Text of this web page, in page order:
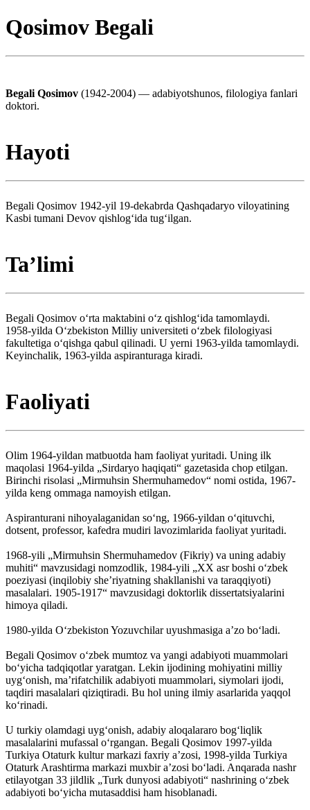
Qosimov Begali
Begali Qosimov (1942-2004) — adabiyotshunos, filologiya fanlari
doktori.
Hayoti
Begali Qosimov 1942-yil 19-dekabrda Qashqadaryo viloyatining
Kasbi tumani Devov qishlogʻida tugʻilgan.
Taʼlimi
Begali Qosimov oʻrta maktabini oʻz qishlogʻida tamomlaydi.
1958-yilda Oʻzbekiston Milliy universiteti oʻzbek filologiyasi
fakultetiga oʻqishga qabul qilinadi. U yerni 1963-yilda tamomlaydi.
Keyinchalik, 1963-yilda aspiranturaga kiradi.
Faoliyati
Olim 1964-yildan matbuotda ham faoliyat yuritadi. Uning ilk
maqolasi 1964-yilda „Sirdaryo haqiqati“ gazetasida chop etilgan.
Birinchi risolasi „Mirmuhsin Shermuhamedov“ nomi ostida, 1967-
yilda keng ommaga namoyish etilgan.
Aspiranturani nihoyalaganidan soʻng, 1966-yildan oʻqituvchi,
dotsent, professor, kafedra mudiri lavozimlarida faoliyat yuritadi.
1968-yili „Mirmuhsin Shermuhamedov (Fikriy) va uning adabiy
muhiti“ mavzusidagi nomzodlik, 1984-yili „XX asr boshi oʻzbek
poeziyasi (inqilobiy sheʼriyatning shakllanishi va taraqqiyoti)
masalalari. 1905-1917“ mavzusidagi doktorlik dissertatsiyalarini
himoya qiladi.
1980-yilda Oʻzbekiston Yozuvchilar uyushmasiga aʼzo boʻladi.
Begali Qosimov oʻzbek mumtoz va yangi adabiyoti muammolari
boʻyicha tadqiqotlar yaratgan. Lekin ijodining mohiyatini milliy
uygʻonish, maʼrifatchilik adabiyoti muammolari, siymolari ijodi,
taqdiri masalalari qiziqtiradi. Bu hol uning ilmiy asarlarida yaqqol
koʻrinadi.
U turkiy olamdagi uygʻonish, adabiy aloqalararo bogʻliqlik
masalalarini mufassal oʻrgangan. Begali Qosimov 1997-yilda
Turkiya Otaturk kultur markazi faxriy aʼzosi, 1998-yilda Turkiya
Otaturk Arashtirma markazi muxbir aʼzosi boʻladi. Anqarada nashr
etilayotgan 33 jildlik „Turk dunyosi adabiyoti“ nashrining oʻzbek
adabiyoti boʻyicha mutasaddisi ham hisoblanadi.